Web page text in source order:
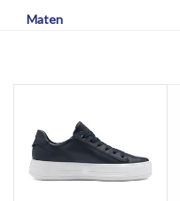
Maten